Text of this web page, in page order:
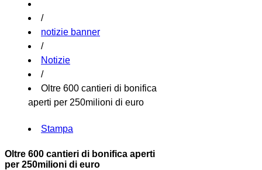
/
notizie banner
/
Notizie
/
Oltre 600 cantieri di bonifica
aperti per 250milioni di euro
Stampa
Oltre 600 cantieri di bonifica aperti
per 250milioni di euro